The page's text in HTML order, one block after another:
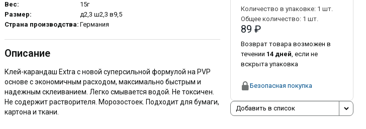
Вес:
15г
Размер:
д2,3 ш2,3 в9,5
Страна производства: Германия
Описание
Клей-карандаш Extra c новой суперсильной формулой на PVP
основе с экономичным расходом, максимально быстрым и
надежным склеиванием. Легко смывается водой. Не токсичен.
Не содержит растворителя. Морозостоек. Подходит для бумаги,
картона и ткани.
Количество в упаковке: 1 шт.
Общее количество: 1 шт.
89 ₽
Возврат товара возможен в
течении 14 дней, если не
вскрыта упаковка
Безопасная покупка
Добавить в список